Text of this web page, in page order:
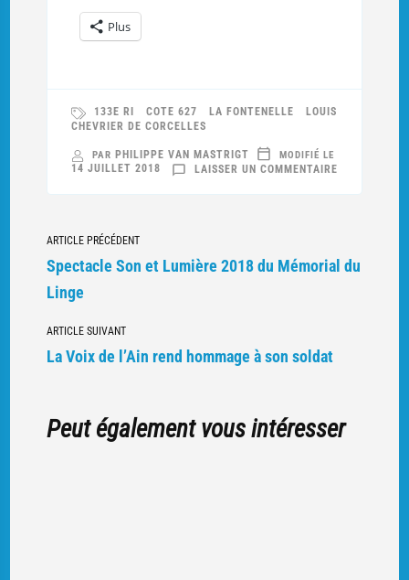
Plus
133E RI COTE 627 LA FONTENELLE
LOUIS
CHEVRIER DE CORCELLES
PAR PHILIPPE VAN MASTRIGT
LAISSER UN COMMENTAIRESUR
VOSGES
MODIFIÉ LE
14 JUILLET 2018
Navigation
vers
d'autres
ARTICLE PRÉCÉDENT
Spectacle Son et Lumière 2018 du Mémorial du
Linge
ARTICLE SUIVANT
La Voix de l’Ain rend hommage à son soldat
Peut également vous intéresser